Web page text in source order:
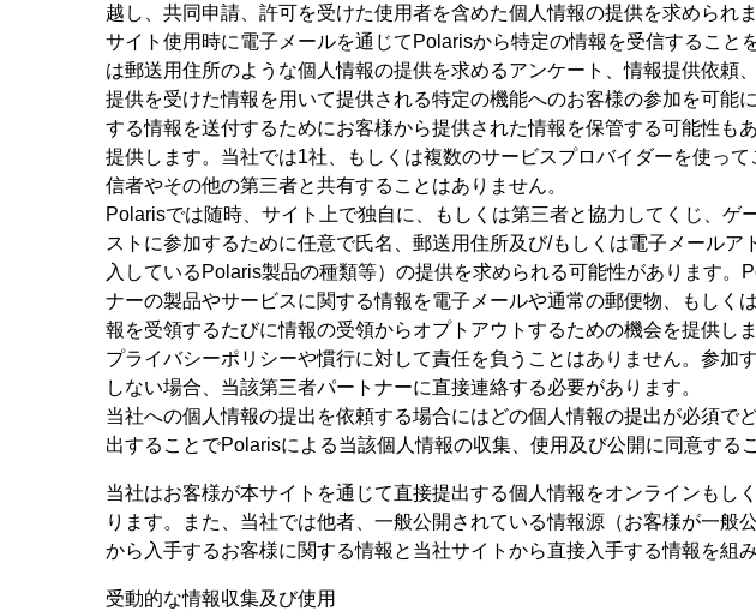
越し、共同申請、許可を受けた使用者を含めた個人情報の提供を求められま
サイト使用時に電子メールを通じてPolarisから特定の情報を受信するこ
は郵送用住所のような個人情報の提供を求めるアンケート、情報提供依
提供を受けた情報を用いて提供される特定の機能へのお客様の参加を可
する情報を送付するためにお客様から提供された情報を保管する可能性
提供します。当社では1社、もしくは複数のサービスプロバイダーを使っ
信者やその他の第三者と共有することはありません。
Polarisでは随時、サイト上で独自に、もしくは第三者と協力してくじ、
ストに参加するために任意で氏名、郵送用住所及び/もしくは電子メール
入しているPolaris製品の種類等）の提供を求められる可能性があります
ナーの製品やサービスに関する情報を電子メールや通常の郵便物、もし
報を受領するたびに情報の受領からオプトアウトするための機会を提供
プライバシーポリシーや慣行に対して責任を負うことはありません。参
しない場合、当該第三者パートナーに直接連絡する必要があります。
当社への個人情報の提出を依頼する場合にはどの個人情報の提出が必須
出することでPolarisによる当該個人情報の収集、使用及び公開に同意する
当社はお客様が本サイトを通じて直接提出する個人情報をオンラインも
ります。また、当社では他者、一般公開されている情報源（お客様が一
から入手するお客様に関する情報と当社サイトから直接入手する情報を組
受動的な情報収集及び使用